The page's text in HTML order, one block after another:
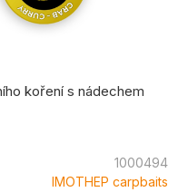
koření s nádechem
1000494
IMOTHEP carpbaits